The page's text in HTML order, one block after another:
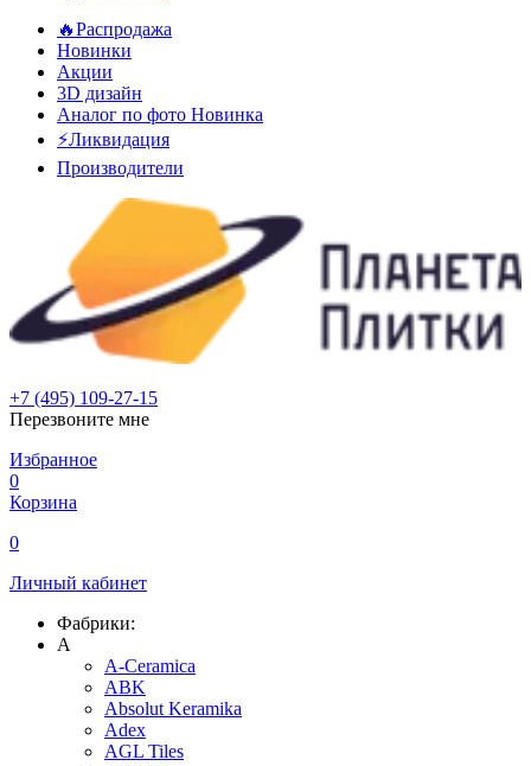
🔥Распродажа
Новинки
Акции
3D дизайн
Аналог по фото Новинка
⚡Ликвидация
Производители
+7 (495) 109-27-15
Перезвоните мне
Избранное
0
Корзина
0
Личный кабинет
Фабрики:
A
A-Ceramica
ABK
Absolut Keramika
Adex
AGL Tiles